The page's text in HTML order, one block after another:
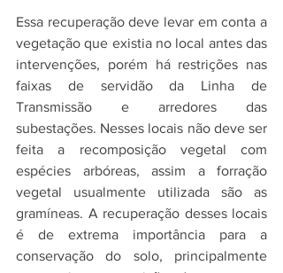
Essa recuperação deve levar em conta a
vegetação que existia no local antes das
intervenções, porém há restrições nas
faixas de servidão da Linha de
Transmissão e arredores das
subestações. Nesses locais não deve ser
feita a recomposição vegetal com
espécies arbóreas, assim a forração
vegetal usualmente utilizada são as
gramíneas. A recuperação desses locais
é de extrema importância para a
conservação do solo, principalmente